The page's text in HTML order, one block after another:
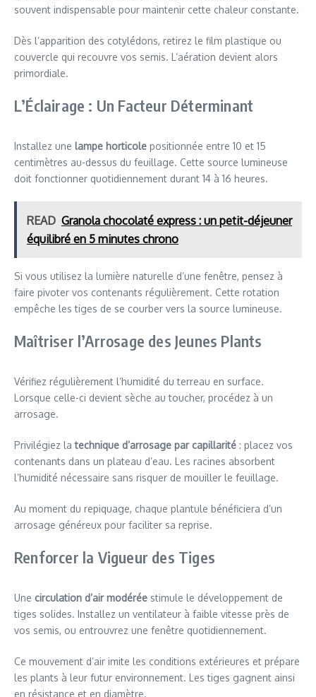
souvent indispensable pour maintenir cette chaleur constante.
Dès l’apparition des cotylédons, retirez le film plastique ou
couvercle qui recouvre vos semis. L’aération devient alors
primordiale.
L’Éclairage : Un Facteur Déterminant
Installez une lampe horticole positionnée entre 10 et 15
centimètres au-dessus du feuillage. Cette source lumineuse
doit fonctionner quotidiennement durant 14 à 16 heures.
READ Granola chocolaté express : un petit-déjeuner
équilibré en 5 minutes chrono
Si vous utilisez la lumière naturelle d’une fenêtre, pensez à
faire pivoter vos contenants régulièrement. Cette rotation
empêche les tiges de se courber vers la source lumineuse.
Maîtriser l’Arrosage des Jeunes Plants
Vérifiez régulièrement l’humidité du terreau en surface.
Lorsque celle-ci devient sèche au toucher, procédez à un
arrosage.
Privilégiez latechnique d’arrosage par capillarité : placez vos
contenants dans un plateau d’eau. Les racines absorbent
l’humidité nécessaire sans risquer de mouiller le feuillage.
Au moment du repiquage, chaque plantule bénéficiera d’un
arrosage généreux pour faciliter sa reprise.
Renforcer la Vigueur des Tiges
Une circulation d’air modérée stimule le développement de
tiges solides. Installez un ventilateur à faible vitesse près de
vos semis, ou entrouvrez une fenêtre quotidiennement.
Ce mouvement d’air imite les conditions extérieures et prépare
les plants à leur futur environnement. Les tiges gagnent ainsi
en résistance et en diamètre.